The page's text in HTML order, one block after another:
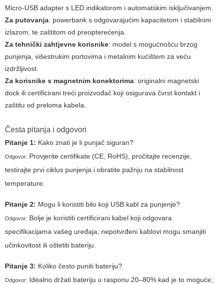
Micro-USB adapter s LED indikatorom i automatskim isključivanjem.
Za putovanja: powerbank s odgovarajućim kapacitetom i stabilnim
izlazom, te zaštitom od preopterećenja.
Za tehnički zahtjevne korisnike: model s mogućnošću brzog
punjenja, višestrukim portovima i metalnim kućištem za veću
izdržljivost.
Za korisnike s magnetnim konektorima: originalni magnetski
dock ili certificirani treći proizvođač koji osigurava čvrst kontakt i
zaštitu od preloma kabela.
Česta pitanja i odgovori
Pitanje 1: Kako znati je li punjač siguran?
Odgovor: Provjerite certifikate (CE, RoHS), pročitajte recenzije,
testirajte prvi ciklus punjenja i obratite pažnju na stabilnost
temperature.
Pitanje 2: Mogu li koristiti bilo koji USB kabl za punjenje?
Odgovor: Bolje je koristiti certificirani kabel koji odgovara
specifikacijama vašeg uređaja; nepotvrđeni kablovi mogu smanjiti
učinkovitost ili oštetiti bateriju.
Pitanje 3: Koliko često puniti bateriju?
Odgovor: Idealno držati bateriju u rasponu 20–80% kad je to moguće;